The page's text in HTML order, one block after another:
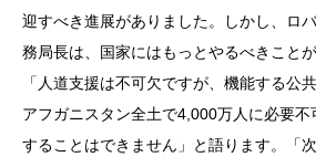
迎すべき進展がありました。しかし、ロ
務局長は、国家にはもっとやるべきこと
「人道支援は不可欠ですが、機能する公
アフガニスタン全土で4,000万人に必要
することはできません」と語ります。「